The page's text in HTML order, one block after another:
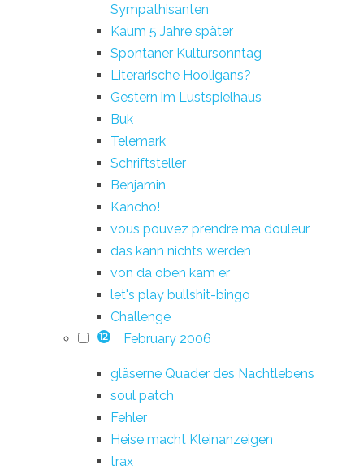
Sympathisanten
Kaum 5 Jahre später
Spontaner Kultursonntag
Literarische Hooligans?
Gestern im Lustspielhaus
Buk
Telemark
Schriftsteller
Benjamin
Kancho!
vous pouvez prendre ma douleur
das kann nichts werden
von da oben kam er
let's play bullshit-bingo
Challenge
12 February 2006
gläserne Quader des Nachtlebens
soul patch
Fehler
Heise macht Kleinanzeigen
trax